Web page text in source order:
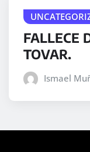
FALLECE
TOVAR.
Ismael